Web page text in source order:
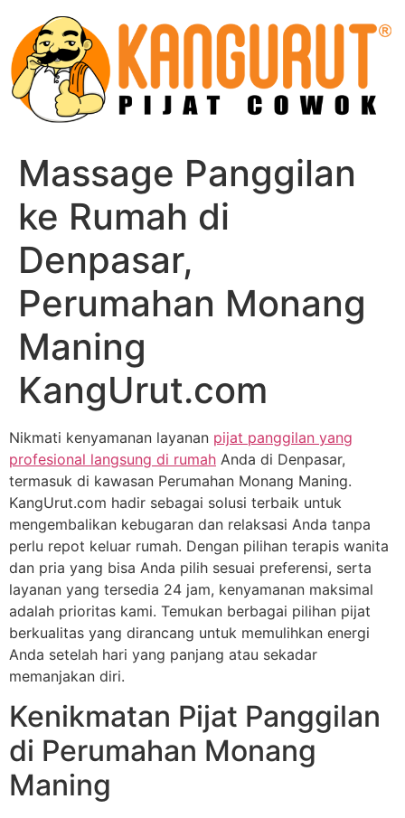
content
Massage Panggilan
ke Rumah di
Denpasar,
Perumahan Monang
Maning
KangUrut.com
Nikmati kenyamanan layanan pijat panggilan yang
profesional langsung di rumah Anda di Denpasar,
termasuk di kawasan Perumahan Monang Maning.
KangUrut.com hadir sebagai solusi terbaik untuk
mengembalikan kebugaran dan relaksasi Anda tanpa
perlu repot keluar rumah. Dengan pilihan terapis wanita
dan pria yang bisa Anda pilih sesuai preferensi, serta
layanan yang tersedia 24 jam, kenyamanan maksimal
adalah prioritas kami. Temukan berbagai pilihan pijat
berkualitas yang dirancang untuk memulihkan energi
Anda setelah hari yang panjang atau sekadar
memanjakan diri.
Kenikmatan Pijat Panggilan
di Perumahan Monang
Maning